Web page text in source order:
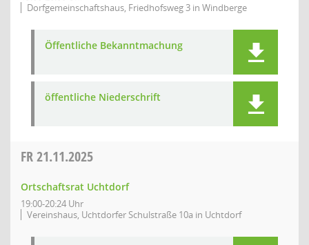
Dorfgemeinschaftshaus, Friedhofsweg 3 in Windberge
Öffentliche Bekanntmachung
öffentliche Niederschrift
FR21.11.2025
Ortschaftsrat Uchtdorf
19:00-20:24 Uhr
Vereinshaus, Uchtdorfer Schulstraße 10a in Uchtdorf